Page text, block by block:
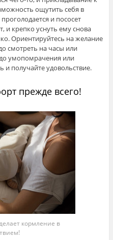
ощутить себя в
и пососет
и крепко уснуть ему снова
Ориентируйтесь на желание
смотреть на часы или
умопомрачения или
и получайте удовольствие.
прежде всего!
кормление в